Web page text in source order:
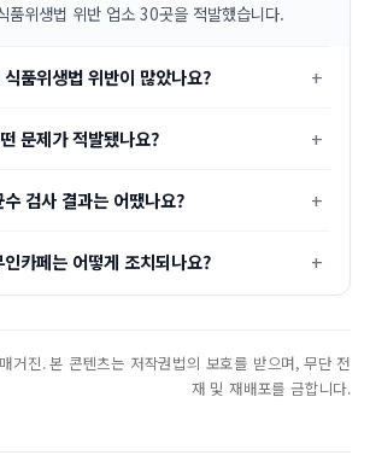
위생법 위반 업소 30곳을 적발했습니다.
품위생법 위반이 많았나요?
문제가 적발됐나요?
검사 결과는 어땠나요?
카페는 어떻게 조치되나요?
진. 본 콘텐츠는 저작권법의 보호를 받으며, 무단 전
재 및 재배포를 금합니다.